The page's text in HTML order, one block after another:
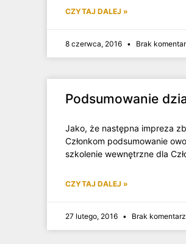
CZYTAJ DALEJ »
8 czerwca, 2016 Brak
Podsumowanie
Jako, że następna impreza
Członkom podsumowanie
szkolenie wewnętrzne dla
CZYTAJ DALEJ »
27 lutego, 2016 Brak